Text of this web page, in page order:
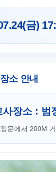
금)
소 안내
사장소 : 범
문에서 200M